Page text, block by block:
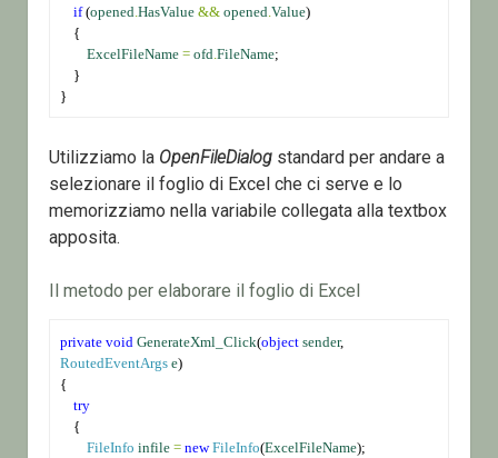
if (opened .HasValue && opened .Value)
    {
ExcelFileName = ofd .FileName;
    }
}
Utilizziamo la OpenFileDialogstandard per andare a
selezionare il foglio di Excel che ci serve e lo
memorizziamo nella variabile collegata alla textbox
apposita.
Il metodo per elaborare il foglio di Excel
private void GenerateXml_Click(object sender
RoutedEventArgs e)
{
try
    {
FileInfo infile = new FileInfo(ExcelFileName);